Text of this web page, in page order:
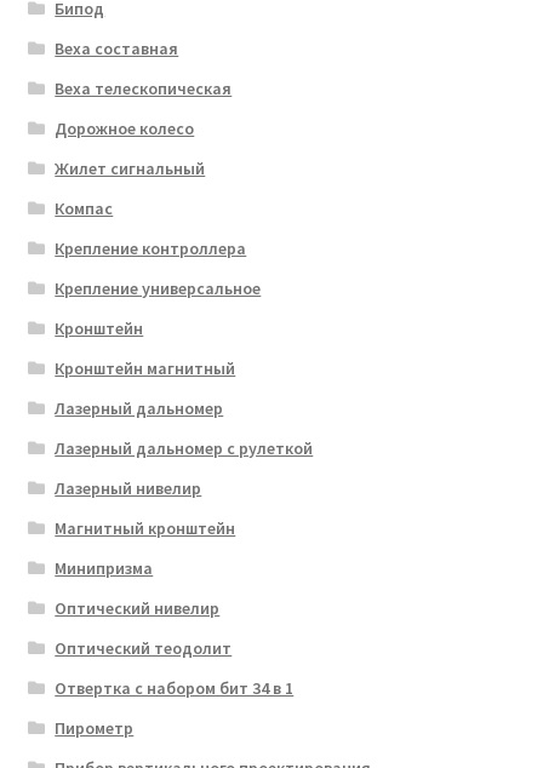
Бипод
Веха составная
Веха телескопическая
Дорожное колесо
Жилет сигнальный
Компас
Крепление контроллера
Крепление универсальное
Кронштейн
Кронштейн магнитный
Лазерный дальномер
Лазерный дальномер с рулеткой
Лазерный нивелир
Магнитный кронштейн
Минипризма
Оптический нивелир
Оптический теодолит
Отвертка с набором бит 34 в 1
Пирометр